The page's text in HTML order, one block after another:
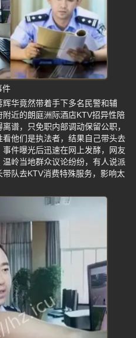
件
华竟然带着手下多名民警和辅
近的朗庭洲际酒店KTV招异性陪
谱，只免职内部调动保留公职，
他们是执法者，结果自己带头去
件曝光后迅速在网上发酵，网友
岭当地群众议论纷纷，有人说派
队去KTV消费特殊服务，影响太